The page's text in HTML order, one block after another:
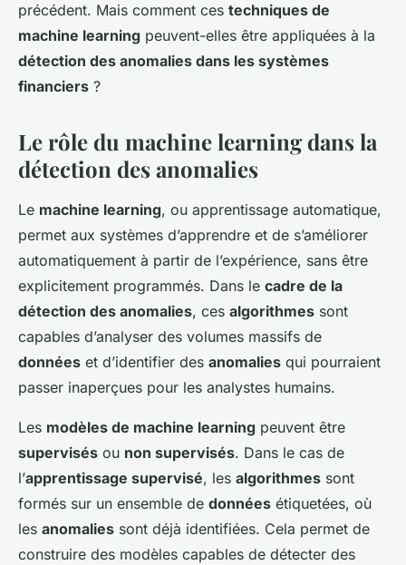
précédent. Mais comment ces techniques de
machine learning peuvent-elles être appliquées à la
détection des anomalies dans les systèmes
financiers ?
Le rôle du machine learning dans la
détection des anomalies
Le machine learning, ou apprentissage automatique,
permet aux systèmes d’apprendre et de s’améliorer
automatiquement à partir de l’expérience, sans être
explicitement programmés. Dans le cadre de la
détection des anomalies, ces algorithmes sont
capables d’analyser des volumes massifs de
données et d’identifier des anomalies qui pourraient
passer inaperçues pour les analystes humains.
Les modèles de machine learning peuvent être
supervisés ou non supervisés. Dans le cas de
l’apprentissage supervisé, les algorithmes sont
formés sur un ensemble de données étiquetées, où
les anomalies sont déjà identifiées. Cela permet de
construire des modèles capables de détecter des